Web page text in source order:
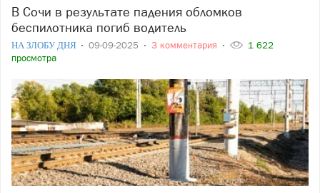
В Сочи в результате падения обломков
беспилотника погиб водитель
НА ЗЛОБУ ДНЯ 09-09-2025 3 комментария
1 622
просмотра